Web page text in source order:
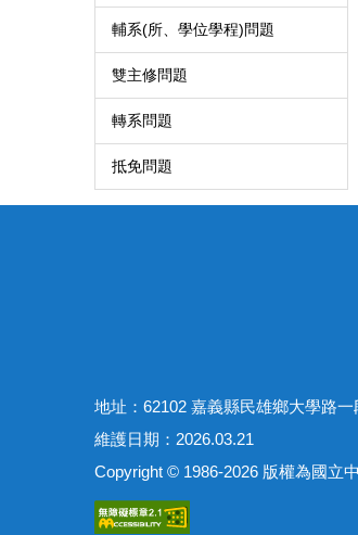
輔系(所、學位學程)問題
雙主修問題
轉系問題
抵免問題
地址：62102 嘉義縣民雄鄉大學路
維護日期：2026.03.21
Copyright © 1986-2026 版權為國立